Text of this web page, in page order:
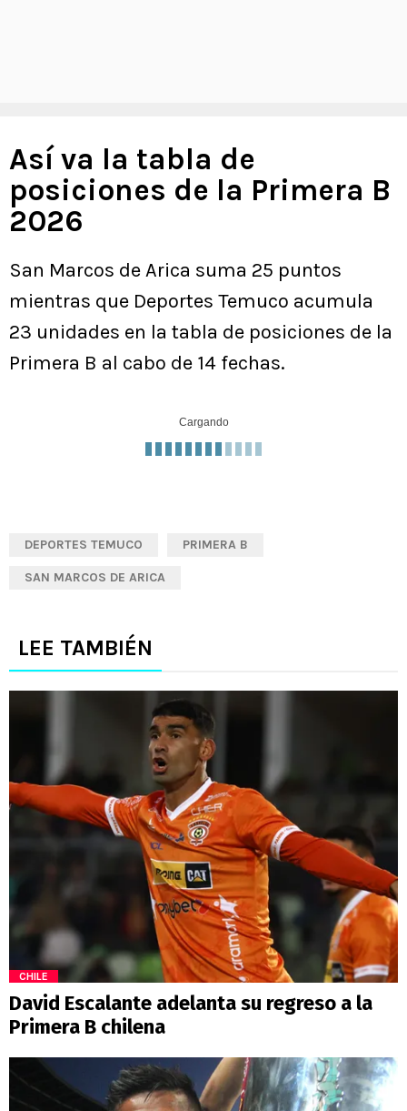
Así va la tabla de
posiciones de la Primera B
2026
San Marcos de Arica suma 25 puntos
mientras que Deportes Temuco acumula
23 unidades en la tabla de posiciones de la
Primera B al cabo de 14 fechas.
Cargando
DEPORTES TEMUCO PRIMERA B
SAN MARCOS DE ARICA
LEE TAMBIÉN
CHILE
David Escalante adelanta su regreso a la
Primera B chilena